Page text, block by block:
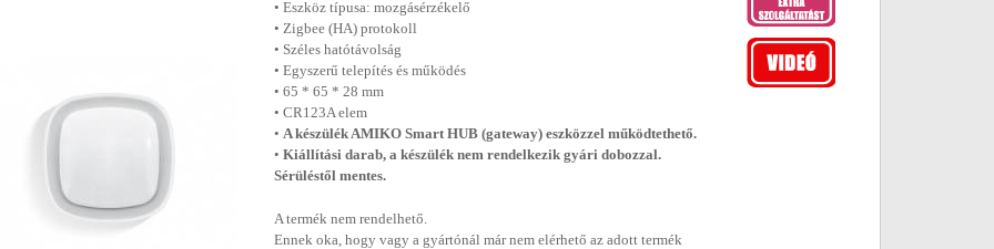
• Eszköz típusa: mozgásérzékelő
• Zigbee (HA) protokoll
• Széles hatótávolság
• Egyszerű telepítés és működés
• 65 * 65 * 28 mm
• CR123A elem
•A készülék AMIKO Smart HUB (gateway) eszközzel működtethető.
•Kiállítási darab, a készülék nem rendelkezik gyári dobozzal.
Sérüléstől mentes.
A termék nem rendelhető.
Ennek oka, hogy vagy a gyártónál már nem elérhető az adott termék